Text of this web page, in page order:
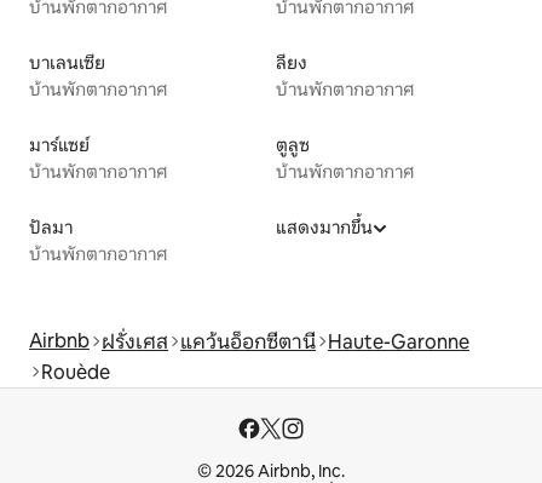
บ้านพักตากอากาศ บ้านพักตากอากาศ
บาเลนเซีย
บ้านพักตากอากาศ
ลียง
บ้านพักตากอากาศ
มาร์แซย์
บ้านพักตากอากาศ
ตูลูซ
บ้านพักตากอากาศ
ปัลมา
บ้านพักตากอากาศ
แสดงมากขึ้น
Airbnb ฝรั่งเศส แคว้นอ็อกซีตานี Haute-Garonne
Rouède
© 2026 Airbnb, Inc.